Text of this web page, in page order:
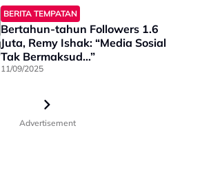
BERITA TEMPATAN
Bertahun-tahun Followers 1.6
Juta, Remy Ishak: “Media Sosial
Tak Bermaksud…”
11/09/2025
Advertisement